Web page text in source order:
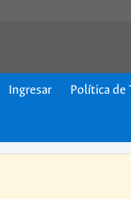
Ingresar Política de